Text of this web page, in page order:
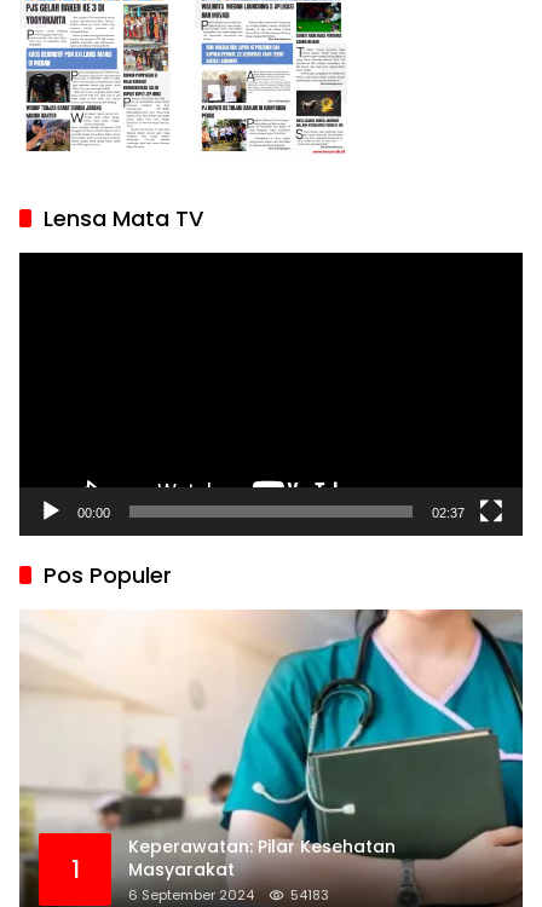
Lensa Mata TV
00:00 02:37
Pos Populer
1
Keperawatan: Pilar Kesehatan
Masyarakat
6 September 2024 54183